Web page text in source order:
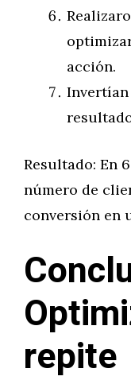
acción.
Invertían
Resultado: En
número de
conversión en
repite